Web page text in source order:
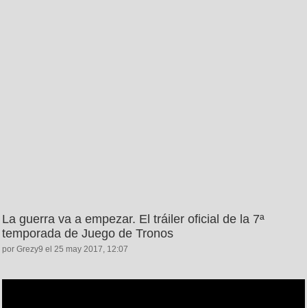
La guerra va a empezar. El tráiler oficial de la 7ª
temporada de Juego de Tronos
por Grezy9 el 25 may 2017, 12:07